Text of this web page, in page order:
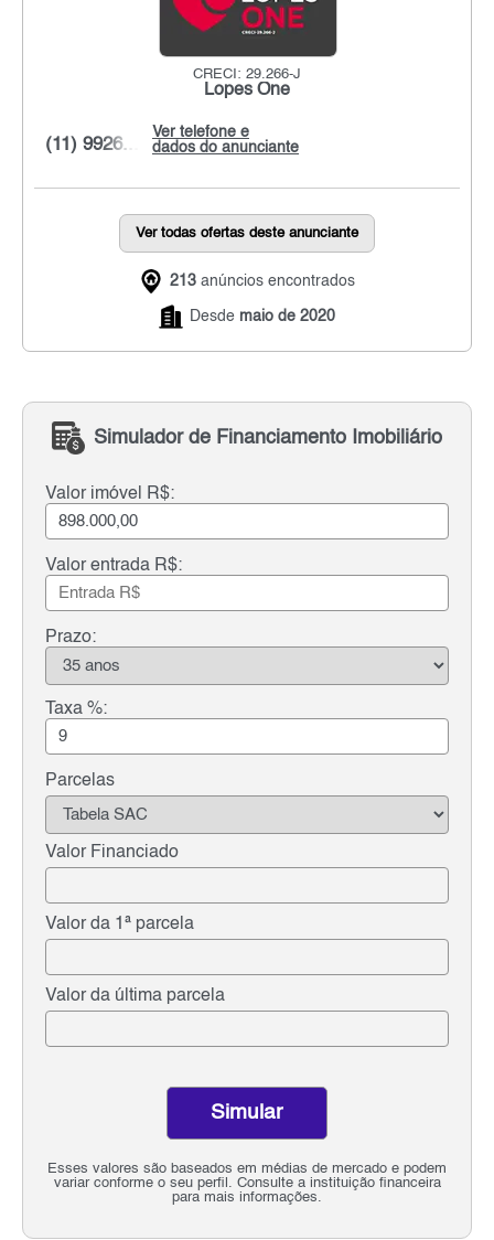
CRECI: 29.266-J
Lopes One
Ver telefone e
dados do anunciante
(11) 9926...
Ver todas ofertas deste anunciante
213 anúncios encontrados
Desde maio de 2020
Simulador de Financiamento Imobiliário
Valor imóvel R$:
Valor entrada R$:
Prazo:
Taxa %:
Parcelas
Valor Financiado
Valor da 1ª parcela
Valor da última parcela
Esses valores são baseados em médias de mercado e podem
variar conforme o seu perfil. Consulte a instituição financeira
para mais informações.
Simular